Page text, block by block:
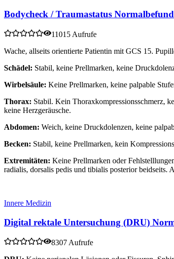
Bodycheck / Traumastatus Normalbefund
11015 Aufrufe
Wache, allseits orientierte Patientin mit GCS 15.
Schädel: Stabil, keine Prellmarken, keine
Wirbelsäule: Keine Prellmarken, keine palpable
Thorax: Stabil. Kein Thoraxkompressionsschmerz,
keine Herzgeräusche.
Abdomen: Weich, keine Druckdolenzen, keine
Becken: Stabil, keine Prellmarken, kein
Extremitäten: Keine Prellmarken oder
radialis, dorsalis pedis und tibialis posterior beidseits.
Innere Medizin
Digital rektale Untersuchung (DRU)
8307 Aufrufe